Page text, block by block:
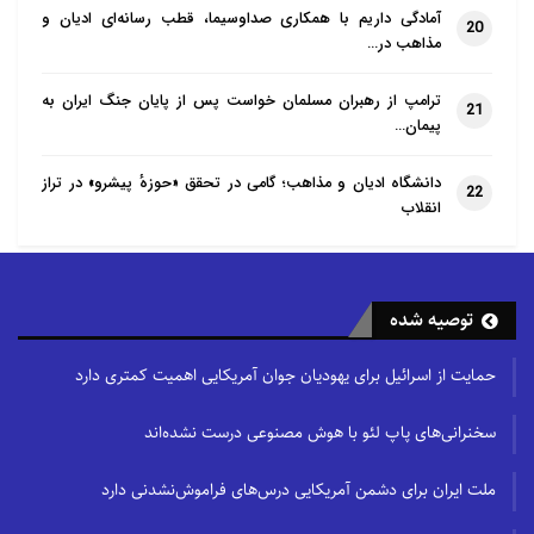
بی‌تاب است،[۱۵]به هنگام دارندگی بخیل است،
[۱۸]همه این ویژگی‌ها مانع از دستیابی انسان به عدالت
می‌شود. در نتیجه بخشی از فلسفه وجودی بعثت پیامبران
و فروفرستادن کتاب‌های آسمانی، تربیت انسان‌ها
به‌گونه‌ای است که این صفات در خدمت او قرار گیرند نه
20
آمادگی داریم با همکاری صداوسیما، قطب رسانه‌ای ادیان و
مذاهب در…
21
ترامپ از رهبران مسلمان خواست پس از پایان جنگ ایران به
پیمان…
22
دانشگاه ادیان و مذاهب؛ گامی در تحقق «حوزهٔ پیشرو» در تراز
انقلاب
توصیه شده
حمایت از اسرائیل برای یهودیان جوان آمریکایی اهمیت کمتری دارد
سخنرانی‌های پاپ لئو با هوش مصنوعی درست نشده‌اند
ملت ایران برای دشمن آمریکایی درس‌های فراموش‌نشدنی دارد